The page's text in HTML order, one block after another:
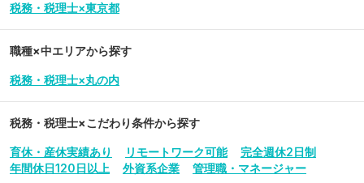
税務・税理士×東京都
職種×中エリアから探す
税務・税理士×丸の内
税務・税理士×こだわり条件から探す
育休・産休実績あり リモートワーク可能
完全週休2日制
年間休日120日以上
外資系企業 管理職・マネージャー